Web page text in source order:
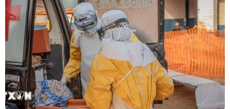
Ảnh minh họa. (Nguồn: Pexels)
Ít nhất 24 người, trong đó có 3 trẻ em, đã thiệt
mạng trong vụ hỏa hoạn xảy ra tại một xưởng
sản xuất diêm ở tỉnh Bắc Sumatra của Indonesia
ngày 21/6. Hiện đám cháy đã được dập tắt
nhưng nguyên nhân vụ hỏa hoạn vẫn chưa
được xác định.